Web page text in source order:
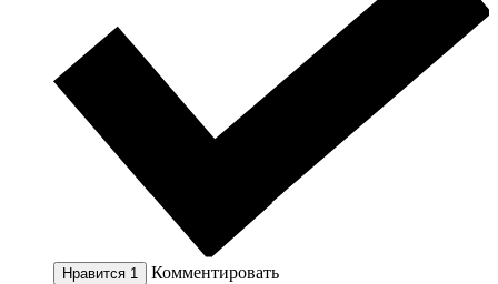
Нравится 1 Комментировать